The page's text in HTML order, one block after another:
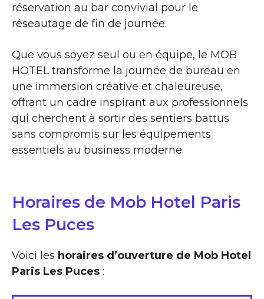
réservation au bar convivial pour le
réseautage de fin de journée.
Que vous soyez seul ou en équipe, le MOB
HOTEL transforme la journée de bureau en
une immersion créative et chaleureuse,
offrant un cadre inspirant aux professionnels
qui cherchent à sortir des sentiers battus
sans compromis sur les équipements
essentiels au business moderne.
Horaires de Mob Hotel Paris
Les Puces
Voici les horaires d’ouverture de Mob Hotel
Paris Les Puces :